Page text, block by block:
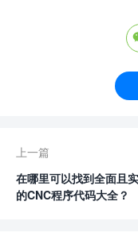
上一篇
在哪里可以找到全面且
的CNC程序代码大全？